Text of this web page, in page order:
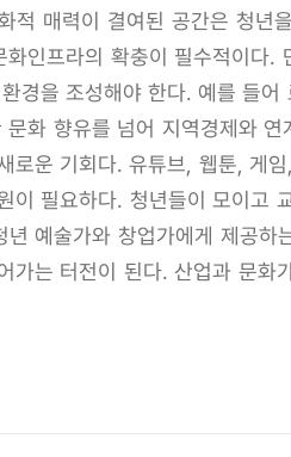
적 매력이 결여된 공간은 청년
화인프라의 확충이 필수적이다
경을 조성해야 한다. 예를 들
문화 향유를 넘어 지역경제와
로운 기회다. 유튜브, 웹툰, 게
이 필요하다. 청년들이 모이고
년 예술가와 창업가에게 제공
가는 터전이 된다. 산업과 문화